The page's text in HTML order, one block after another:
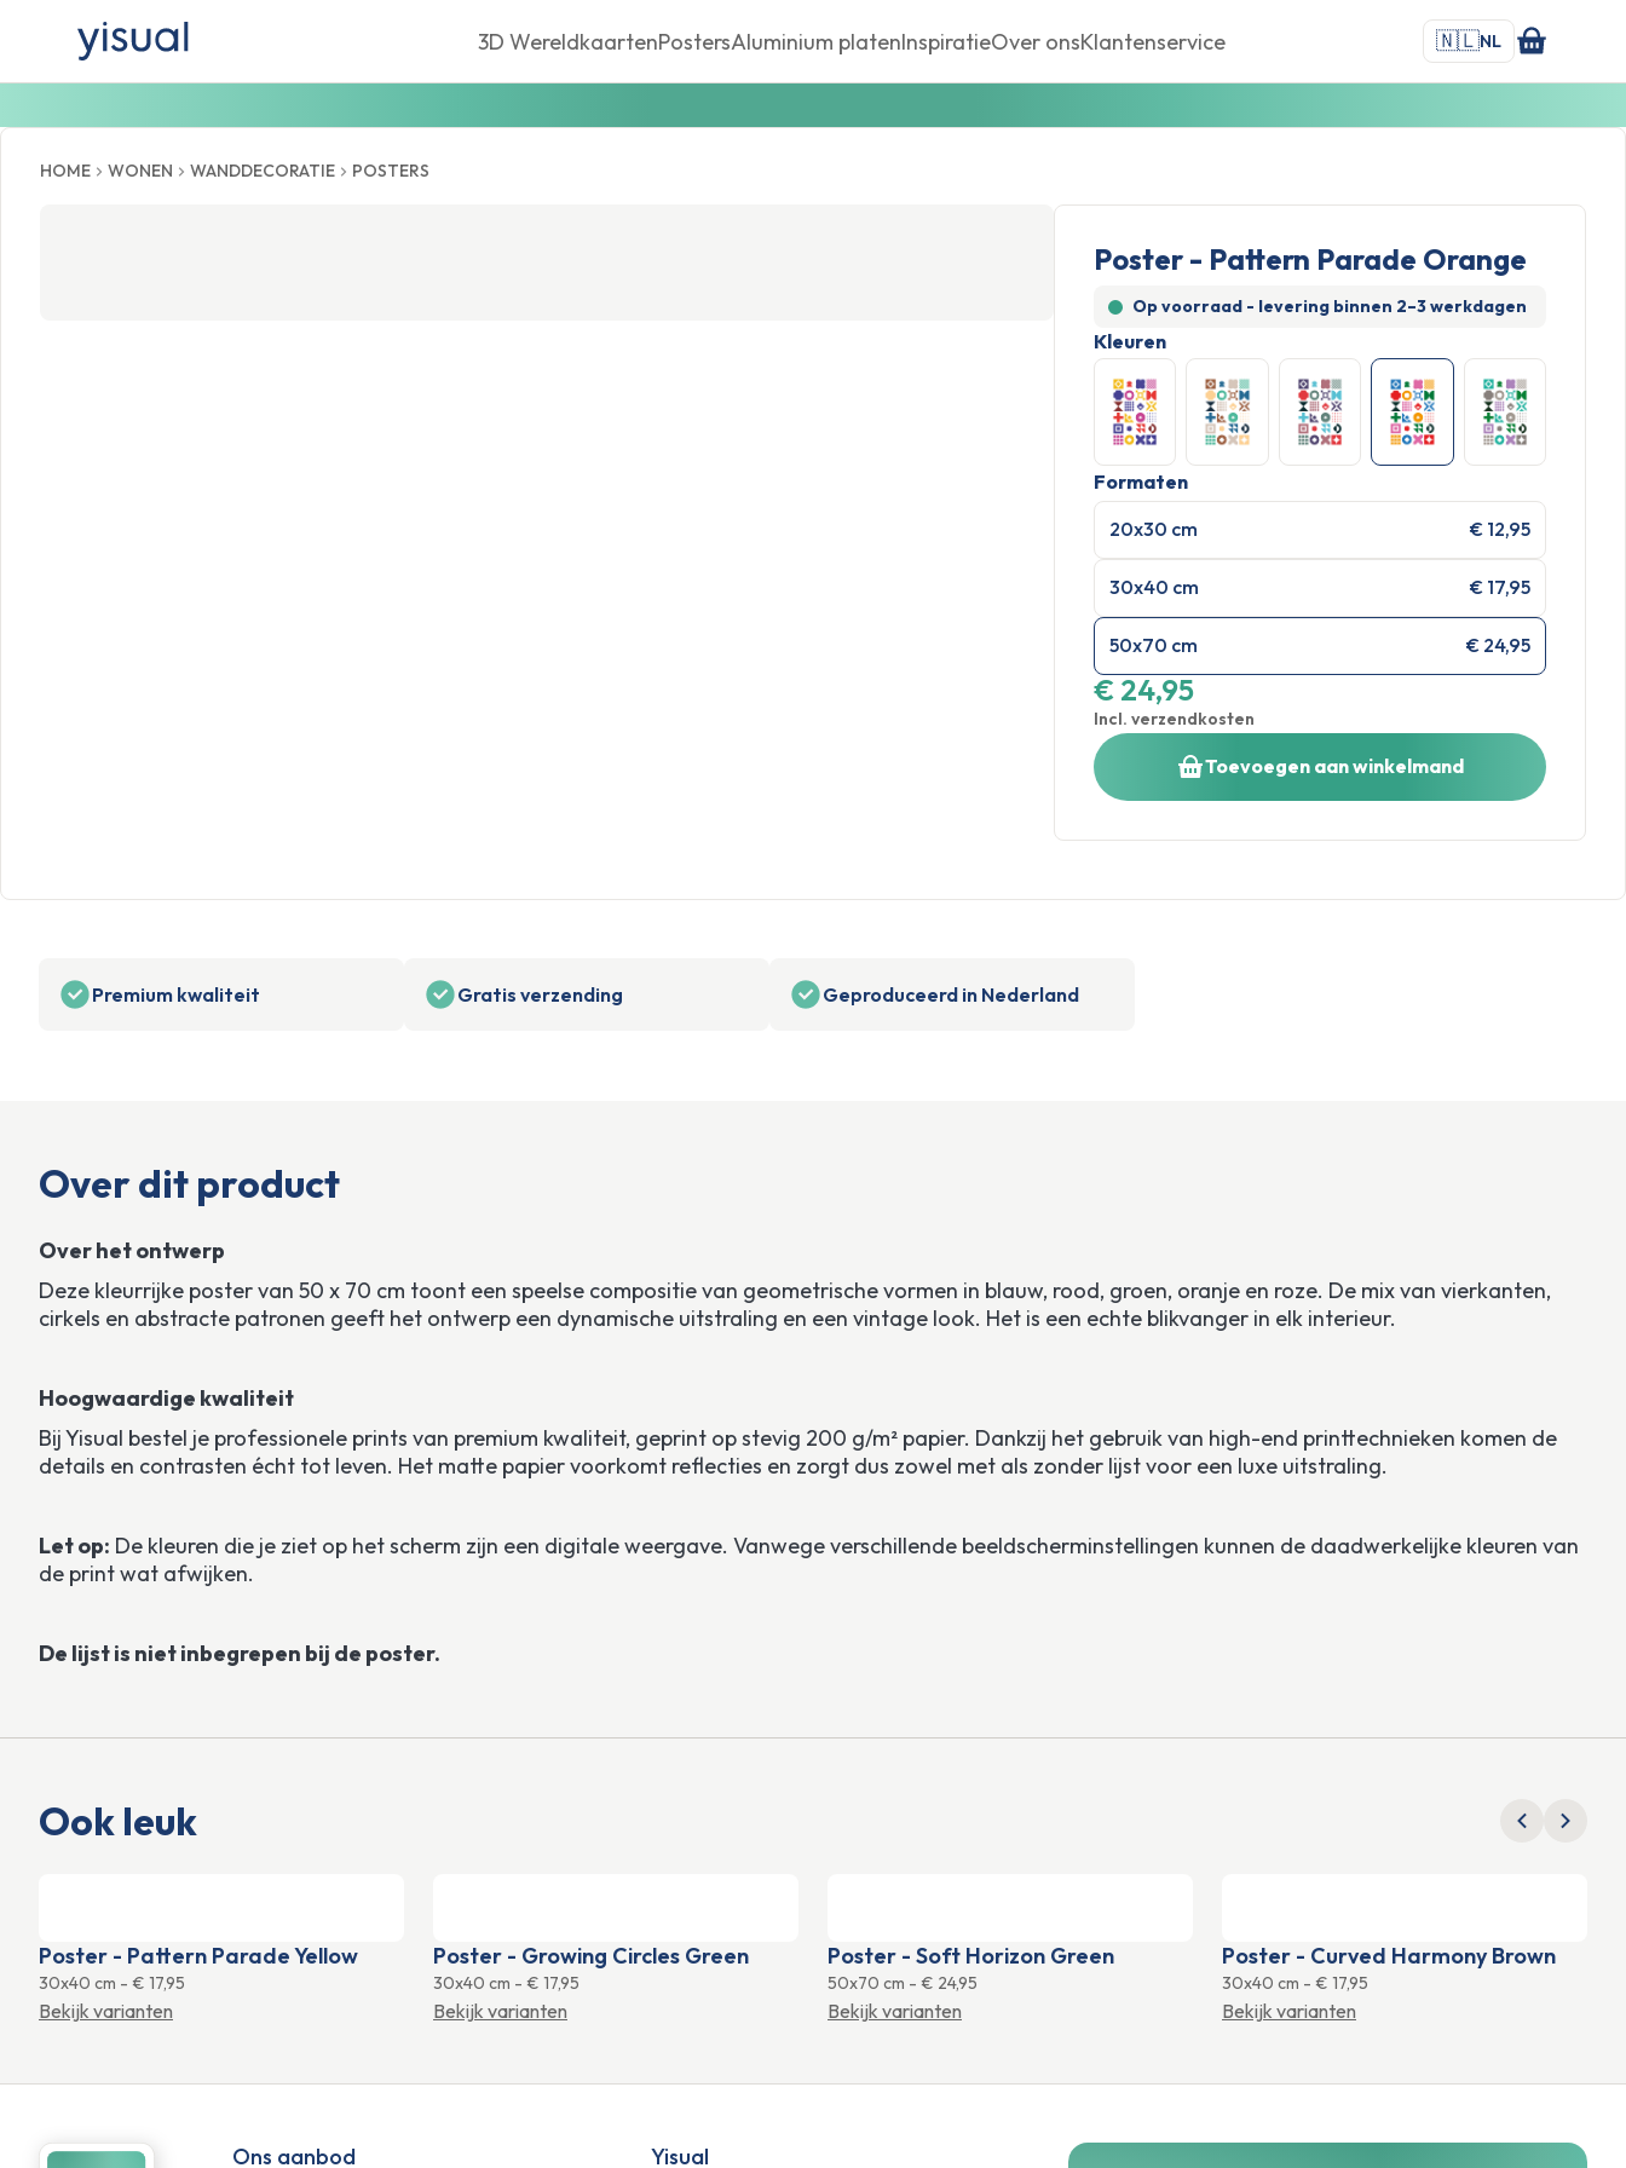
3D WereldkaartenPostersAluminium platenInspiratieOver onsKlantenservice 🇳🇱NL
HOME WONEN WANDDECORATIE POSTERS
Poster - Pattern Parade Orange
Op voorraad - levering binnen 2–3 werkdagen
Kleuren
Formaten
20x30 cm
€ 12,95
30x40 cm € 17,95
50x70 cm € 24,95
€ 24,95
Incl. verzendkosten
Toevoegen aan winkelmand
Premium kwaliteit Gratis verzending Geproduceerd in Nederland
Over dit product
Over het ontwerp
Deze kleurrijke poster van 50 x 70 cm toont een speelse compositie van geometrische vormen in blauw, rood, groen, oranje en roze. De mix van vierkanten,
cirkels en abstracte patronen geeft het ontwerp een dynamische uitstraling en een vintage look. Het is een echte blikvanger in elk interieur.
Hoogwaardige kwaliteit
Bij Yisual bestel je professionele prints van premium kwaliteit, geprint op stevig 200 g/m² papier. Dankzij het gebruik van high-end printtechnieken komen de
details en contrasten écht tot leven. Het matte papier voorkomt reflecties en zorgt dus zowel met als zonder lijst voor een luxe uitstraling.
Let op: De kleuren die je ziet op het scherm zijn een digitale weergave. Vanwege verschillende beeldscherminstellingen kunnen de daadwerkelijke kleuren van
de print wat afwijken.
De lijst is niet inbegrepen bij de poster.
Ook leuk
Poster - Pattern Parade Yellow
30x40 cm - € 17,95
Bekijk varianten
Poster - Growing Circles Green
30x40 cm - € 17,95
Bekijk varianten
Poster - Soft Horizon Green
50x70 cm - € 24,95
Bekijk varianten
Poster - Curved Harmony Brown
30x40 cm - € 17,95
Bekijk varianten
Ons aanbod Yisual